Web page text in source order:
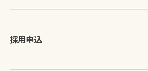
採用申込